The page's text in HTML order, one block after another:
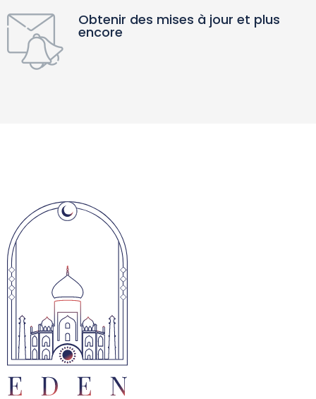
Obtenir des mises à jour et plus
encore